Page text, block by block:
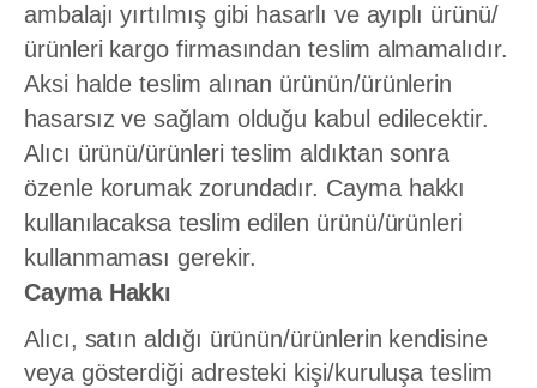
ambalajı yırtılmış gibi hasarlı ve ayıplı ürünü/
ürünleri kargo firmasından teslim almamalıdır.
Aksi halde teslim alınan ürünün/ürünlerin
hasarsız ve sağlam olduğu kabul edilecektir.
Alıcı ürünü/ürünleri teslim aldıktan sonra
özenle korumak zorundadır. Cayma hakkı
kullanılacaksa teslim edilen ürünü/ürünleri
kullanmaması gerekir.
Cayma Hakkı
Alıcı, satın aldığı ürünün/ürünlerin kendisine
veya gösterdiği adresteki kişi/kuruluşa teslim